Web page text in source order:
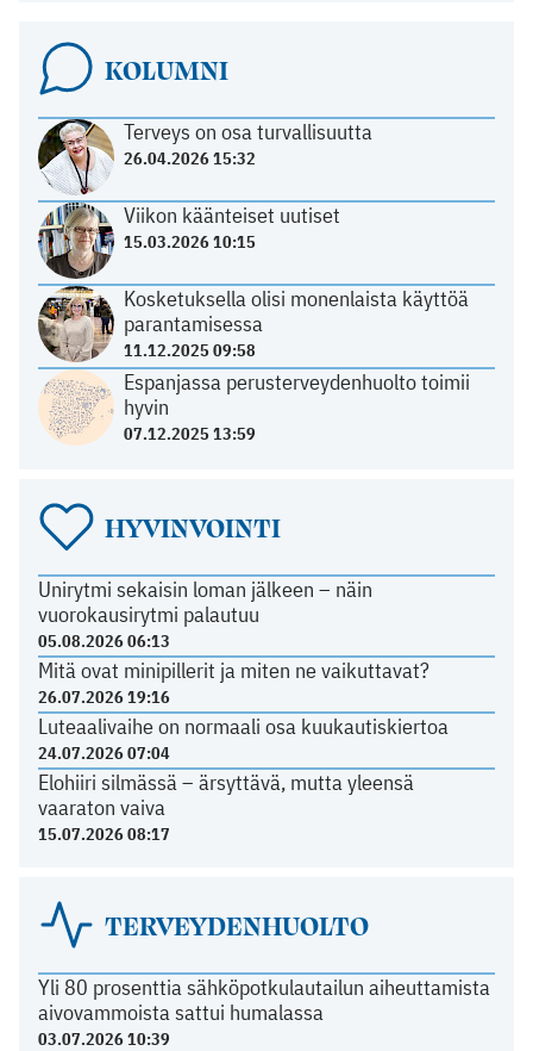
KOLUMNI
Terveys on osa turvallisuutta
26.04.2026 15:32
Viikon käänteiset uutiset
15.03.2026 10:15
Kosketuksella olisi monenlaista käyttöä
parantamisessa
11.12.2025 09:58
Espanjassa perusterveydenhuolto toimii
hyvin
07.12.2025 13:59
HYVINVOINTI
Unirytmi sekaisin loman jälkeen – näin
vuorokausirytmi palautuu
05.08.2026 06:13
Mitä ovat minipillerit ja miten ne vaikuttavat?
26.07.2026 19:16
Luteaalivaihe on normaali osa kuukautiskiertoa
24.07.2026 07:04
Elohiiri silmässä – ärsyttävä, mutta yleensä
vaaraton vaiva
15.07.2026 08:17
TERVEYDENHUOLTO
Yli 80 prosenttia sähköpotkulautailun aiheuttamista
aivovammoista sattui humalassa
03.07.2026 10:39